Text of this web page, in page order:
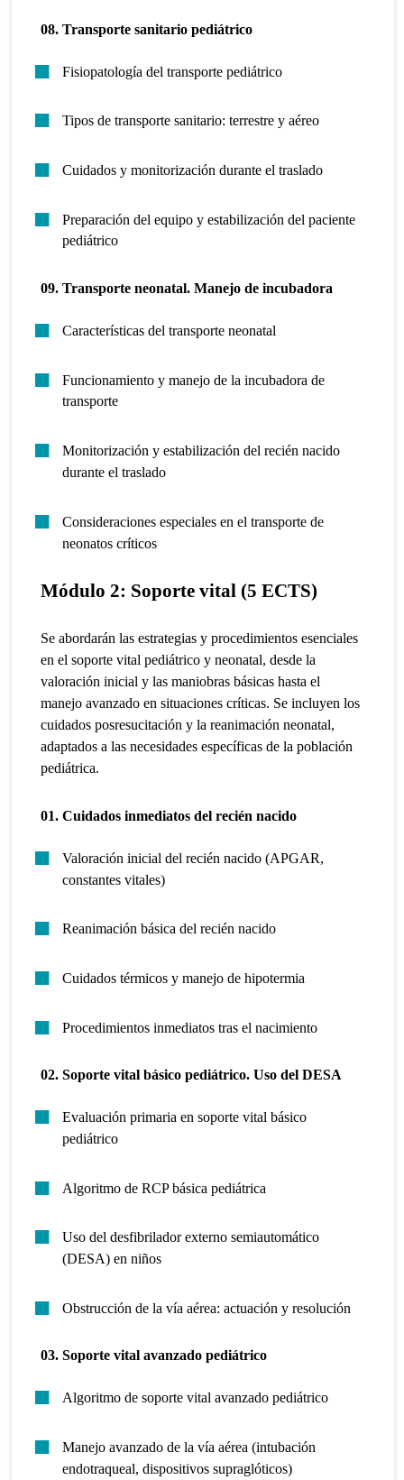
08. Transporte sanitario pediátrico
Fisiopatología del transporte pediátrico
Tipos de transporte sanitario: terrestre y aéreo
Cuidados y monitorización durante el traslado
Preparación del equipo y estabilización del paciente
pediátrico
09. Transporte neonatal. Manejo de incubadora
Características del transporte neonatal
Funcionamiento y manejo de la incubadora de
transporte
Monitorización y estabilización del recién nacido
durante el traslado
Consideraciones especiales en el transporte de
neonatos críticos
Módulo 2: Soporte vital (5 ECTS)
Se abordarán las estrategias y procedimientos esenciales
en el soporte vital pediátrico y neonatal, desde la
valoración inicial y las maniobras básicas hasta el
manejo avanzado en situaciones críticas. Se incluyen los
cuidados posresucitación y la reanimación neonatal,
adaptados a las necesidades específicas de la población
pediátrica.
01. Cuidados inmediatos del recién nacido
Valoración inicial del recién nacido (APGAR,
constantes vitales)
Reanimación básica del recién nacido
Cuidados térmicos y manejo de hipotermia
Procedimientos inmediatos tras el nacimiento
02. Soporte vital básico pediátrico. Uso del DESA
Evaluación primaria en soporte vital básico
pediátrico
Algoritmo de RCP básica pediátrica
Uso del desfibrilador externo semiautomático
(DESA) en niños
Obstrucción de la vía aérea: actuación y resolución
03. Soporte vital avanzado pediátrico
Algoritmo de soporte vital avanzado pediátrico
Manejo avanzado de la vía aérea (intubación
endotraqueal, dispositivos supraglóticos)